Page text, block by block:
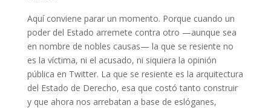
Aquí conviene parar un momento. Porque cuando un
poder del Estado arremete contra otro —aunque sea
en nombre de nobles causas— la que se resiente no
es la víctima, ni el acusado, ni siquiera la opinión
pública en Twitter. La que se resiente es la arquitectura
del Estado de Derecho, esa que costó tanto construir
y que ahora nos arrebatan a base de eslóganes,